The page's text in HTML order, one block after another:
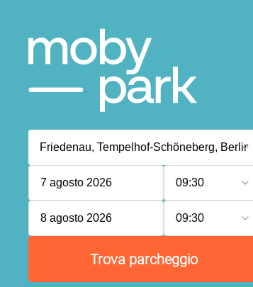
7 agosto 2026 09:30
8 agosto 2026 09:30
Trova parcheggio